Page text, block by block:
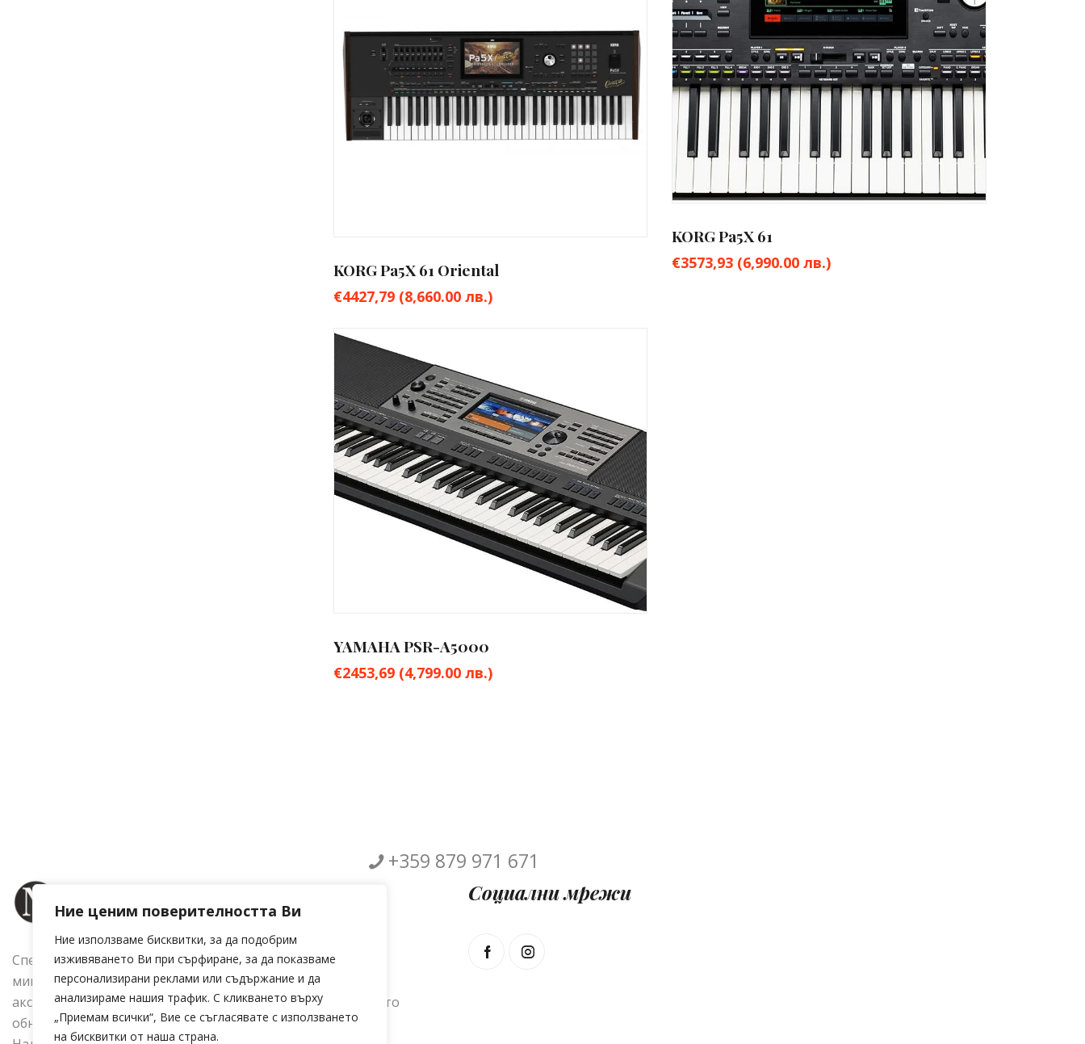
Ние ценим поверителността Ви
Ние използваме бисквитки, за да подобрим
изживяването Ви при сърфиране, за да показваме
персонализирани реклами или съдържание и да
анализираме нашия трафик. С кликването върху
„Приемам всички“, Вие се съгласявате с използването
на бисквитки от наша страна.
KORG Pa5X 61 Oriental
€4427,79 (8,660.00 лв.)
KORG Pa5X 61
€3573,93 (6,990.00 лв.)
YAMAHA PSR-A5000
€2453,69 (4,799.00 лв.)
+359 879 971 671
Специализирани сме в създаването и производството на
микрофони за духови инструменти,оптимизирани
аксесоари за музикални инструменти както и електронното
обновяване на голяма гама индустриални машини.
Социални мрежи